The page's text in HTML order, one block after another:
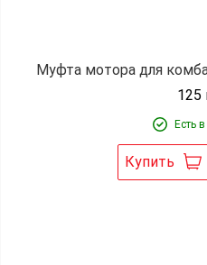
Муфта мотора для
125
Есть
Купить